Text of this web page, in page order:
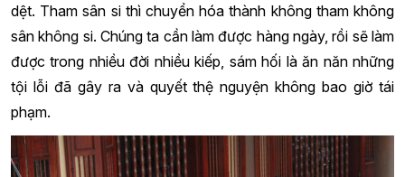
dệt. Tham sân si thì chuyển hóa thành không tham không
sân không si. Chúng ta cần làm được hàng ngày, rồi sẽ làm
được trong nhiều đời nhiều kiếp, sám hối là ăn năn những
tội lỗi đã gây ra và quyết thệ nguyện không bao giờ tái
phạm.